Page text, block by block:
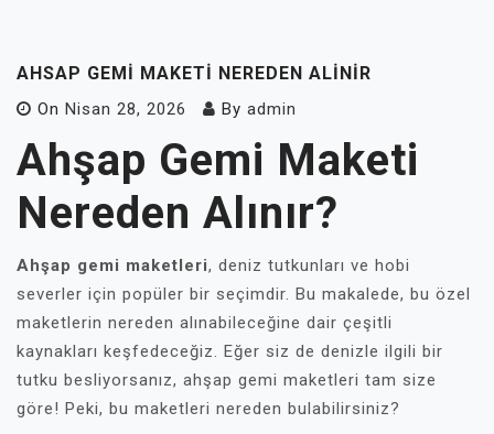
AHSAP GEMI MAKETI NEREDEN ALINIR
On Nisan 28, 2026 By admin
Ahşap Gemi Maketi
Nereden Alınır?
Ahşap gemi maketleri, deniz tutkunları ve hobi
severler için popüler bir seçimdir. Bu makalede, bu özel
maketlerin nereden alınabileceğine dair çeşitli
kaynakları keşfedeceğiz. Eğer siz de denizle ilgili bir
tutku besliyorsanız, ahşap gemi maketleri tam size
göre! Peki, bu maketleri nereden bulabilirsiniz?